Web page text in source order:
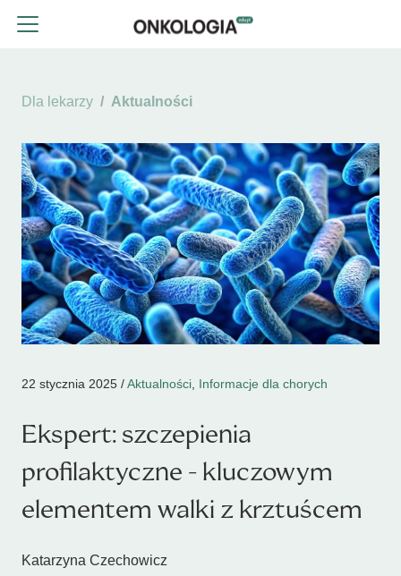
Dla lekarzy Aktualności
22 stycznia 2025 /Aktualności Informacje dla chorych
Ekspert: szczepienia
profilaktyczne - kluczowym
elementem walki z krztuścem
Katarzyna Czechowicz